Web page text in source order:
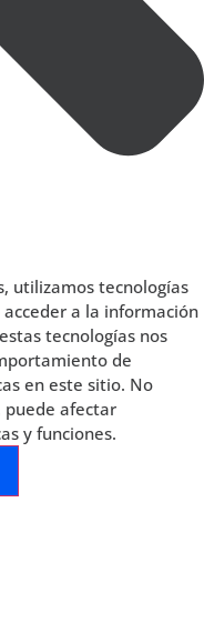
utilizamos tecnologías
a la información
tecnologías nos
de
en este sitio. No
afectar
y funciones.